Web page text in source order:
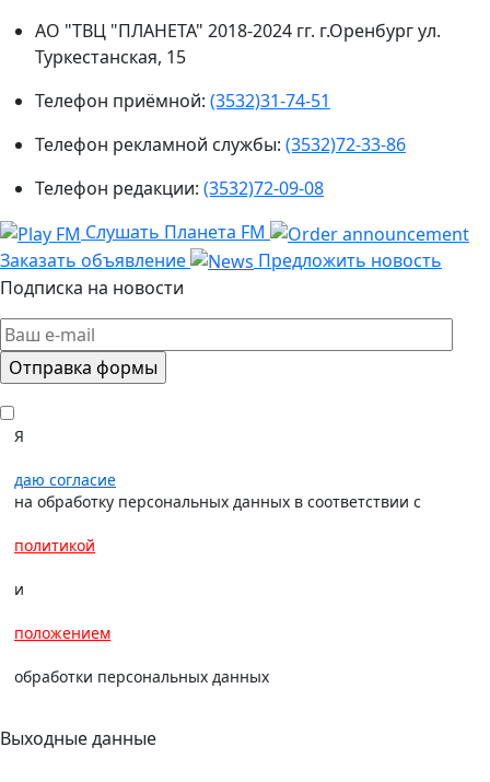
АО "ТВЦ "ПЛАНЕТА" 2018-2024 гг. г.Оренбург ул.
Туркестанская, 15
Телефон приёмной: (3532)31-74-51
Телефон рекламной службы: (3532)72-33-86
Телефон редакции: (3532)72-09-08
Слушать Планета FM
Заказать объявление
Предложить новость
Подписка на новости
Я
даю согласие
на обработку персональных данных в соответствии с
политикой
и
положением
обработки персональных данных
Выходные данные